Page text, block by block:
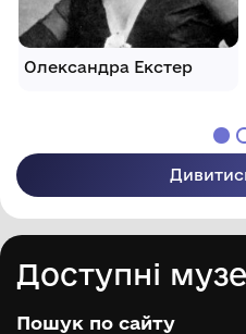
Олександра Екстер
Доступні
Пошук по сайту